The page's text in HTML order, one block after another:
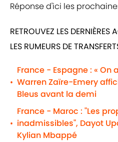
Réponse d'ici les
RETROUVEZ LES DERNIÈRES
LES RUMEURS DE
•
France - Espagne : « On
Warren Zaïre-Emery
Bleus avant la demi
•
France - Maroc : "Les
inadmissibles", Dayot
Kylian Mbappé